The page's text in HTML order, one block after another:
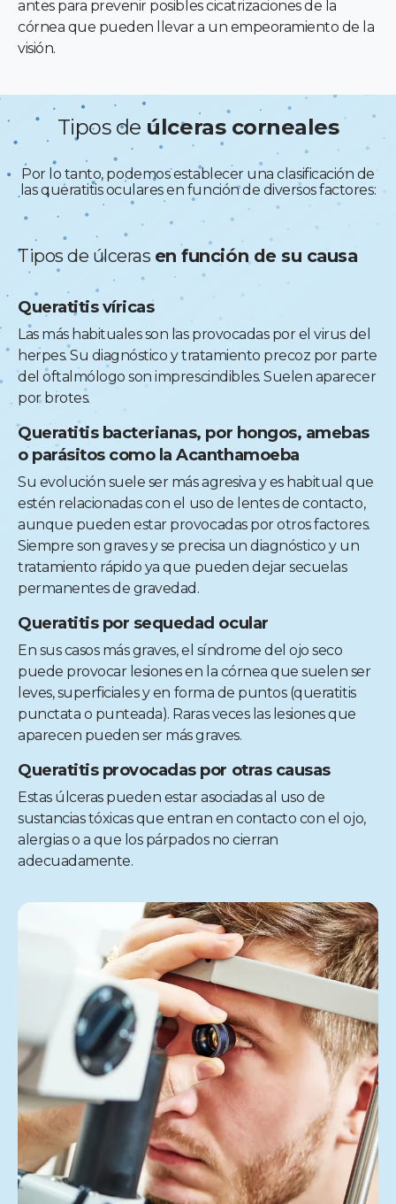
antes para prevenir posibles cicatrizaciones de la
córnea que pueden llevar a un empeoramiento de la
visión.
Tipos de úlceras corneales
Por lo tanto, podemos establecer una clasificación de
las queratitis oculares en función de diversos factores:
Tipos de úlceras en función de su causa
Queratitis víricas
Las más habituales son las provocadas por el virus del
herpes. Su diagnóstico y tratamiento precoz por parte
del oftalmólogo son imprescindibles. Suelen aparecer
por brotes.
Queratitis bacterianas, por hongos, amebas
o parásitos como la Acanthamoeba
Su evolución suele ser más agresiva y es habitual que
estén relacionadas con el uso de lentes de contacto,
aunque pueden estar provocadas por otros factores.
Siempre son graves y se precisa un diagnóstico y un
tratamiento rápido ya que pueden dejar secuelas
permanentes de gravedad.
Queratitis por sequedad ocular
En sus casos más graves, el síndrome del ojo seco
puede provocar lesiones en la córnea que suelen ser
leves, superficiales y en forma de puntos (queratitis
punctata o punteada). Raras veces las lesiones que
aparecen pueden ser más graves.
Queratitis provocadas por otras causas
Estas úlceras pueden estar asociadas al uso de
sustancias tóxicas que entran en contacto con el ojo,
alergias o a que los párpados no cierran
adecuadamente.